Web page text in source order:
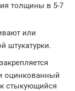
толщины в 5-7
или
штукатурки.
оцинкованный
стыкующийся